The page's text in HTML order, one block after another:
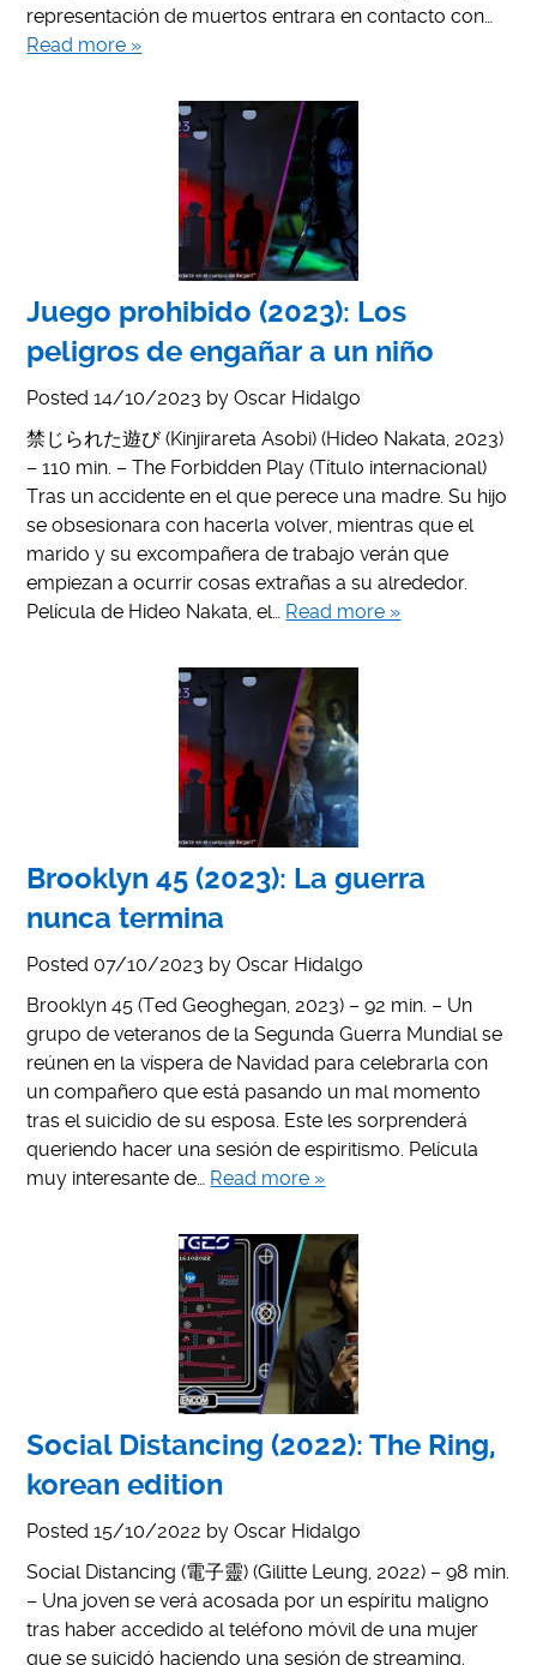
representación de muertos entrara en contacto con…
Read more »
Juego prohibido (2023): Los
peligros de engañar a un niño
Posted14/10/2023 byOscar Hidalgo
禁じられた遊び (Kinjirareta Asobi) (Hideo Nakata, 2023)
– 110 min. – The Forbidden Play (Título internacional)
Tras un accidente en el que perece una madre. Su hijo
se obsesionara con hacerla volver, mientras que el
marido y su excompañera de trabajo verán que
empiezan a ocurrir cosas extrañas a su alrededor.
Película de Hideo Nakata, el… Read more »
Brooklyn 45 (2023): La guerra
nunca termina
Posted 07/10/2023 byOscar Hidalgo
Brooklyn 45 (Ted Geoghegan, 2023) – 92 min. – Un
grupo de veteranos de la Segunda Guerra Mundial se
reúnen en la víspera de Navidad para celebrarla con
un compañero que está pasando un mal momento
tras el suicidio de su esposa. Este les sorprenderá
queriendo hacer una sesión de espiritismo. Película
muy interesante de… Read more »
Social Distancing (2022): The Ring,
korean edition
Posted15/10/2022 byOscar Hidalgo
Social Distancing (電子靈) (Gilitte Leung, 2022) – 98 min.
– Una joven se verá acosada por un espíritu maligno
tras haber accedido al teléfono móvil de una mujer
que se suicidó haciendo una sesión de streaming.